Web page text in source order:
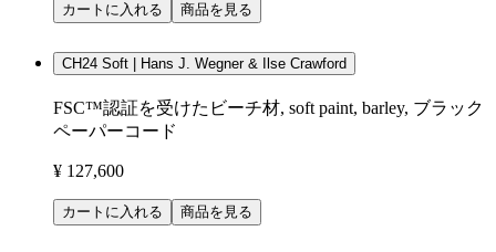
カートに入れる 商品を見る
CH24 Soft | Hans J. Wegner & Ilse Crawford
FSC™認証を受けたビーチ材, soft paint, barley, ブラック
ペーパーコード
¥ 127,600
カートに入れる 商品を見る